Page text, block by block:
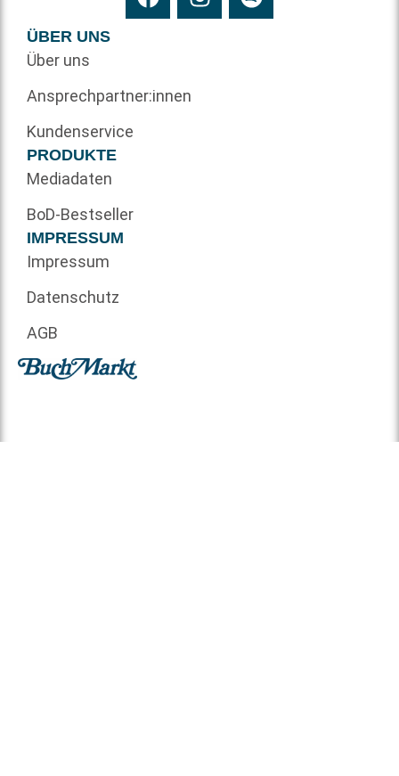
ÜBER UNS
Über uns
Ansprechpartner:innen
Kundenservice
PRODUKTE
Mediadaten
BoD-Bestseller
IMPRESSUM
Impressum
Datenschutz
AGB